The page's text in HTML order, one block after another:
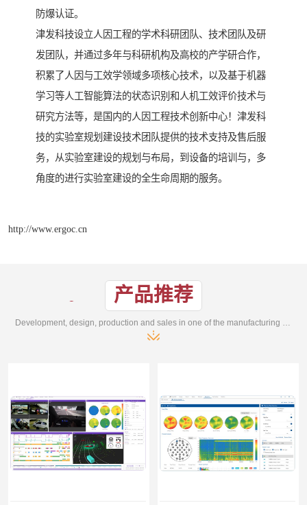
防爆认证。
津发科技设立人因工程的学术科研团队、技术团队及研
发团队，并通过多年与科研机构及高校的产学研合作，
积累了人因与工效学领域多项核心技术，以及基于机器
学习等人工智能算法的状态识别和人机工效评价技术与
研究方法等，是国内的人因工程技术创新中心！津发科
技的实验室规划建设技术团队提供的技术支持及售后服
务，从实验室建设的规划与布局，到设备的培训与，多
角度的进行实验室建设的全生命周期的服务。
http://www.ergoc.cn
产品推荐
Development, design, production and sales in one of the manufacturing enterprises